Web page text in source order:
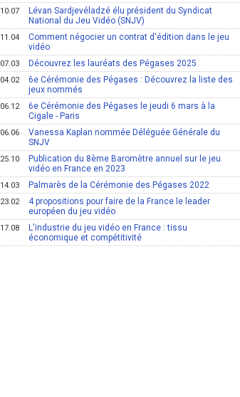
10.07
Lévan Sardjevéladzé élu président du Syndicat
National du Jeu Vidéo (SNJV)
11.04
Comment négocier un contrat d'édition dans le jeu
vidéo
07.03 Découvrez les lauréats des Pégases 2025
04.02
6e Cérémonie des Pégases : Découvrez la liste des
jeux nommés
06.12
6e Cérémonie des Pégases le jeudi 6 mars à la
Cigale - Paris
06.06
Vanessa Kaplan nommée Déléguée Générale du
SNJV
25.10
Publication du 8ème Baromètre annuel sur le jeu
vidéo en France en 2023
14.03 Palmarès de la Cérémonie des Pégases 2022
23.02
4 propositions pour faire de la France le leader
européen du jeu vidéo
17.08
L'industrie du jeu vidéo en France : tissu
économique et compétitivité